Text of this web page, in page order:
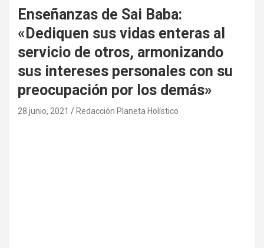
Enseñanzas de Sai Baba:
«Dediquen sus vidas enteras al
servicio de otros, armonizando
sus intereses personales con su
preocupación por los demás»
28 junio, 2021 Redacción Planeta Holístico